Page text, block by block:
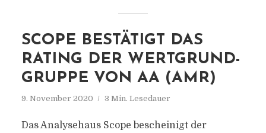
SCOPE BESTÄTIGT DAS
RATING DER WERTGRUND-
GRUPPE VON AA (AMR)
9. November 2020 3 Min. Lesedauer
Das Analysehaus Scope bescheinigt der